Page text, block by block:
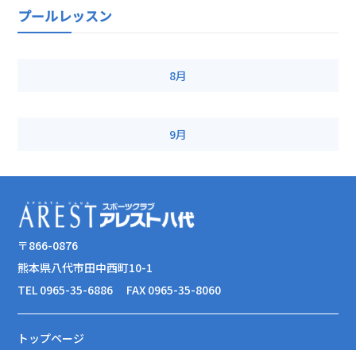
プールレッスン
8月
9月
〒866-0876
熊本県八代市田中西町10-1
TEL 0965-35-6886
FAX 0965-35-8060
トップページ